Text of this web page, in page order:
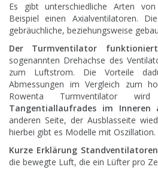
Es gibt unterschiedliche Arten
Beispiel einen Axialventilatoren.
gebräuchliche, beziehungsweise
Der Turmventilator
sogenannten Drehachse des
zum Luftstrom. Die Vorteile
Abmessungen im Vergleich zum
Rowenta Turmventilator
Tangentiallaufrades im Inneren
anderen Seite, der Ausblasseite
hierbei gibt es Modelle mit Oszillation.
Kurze Erklärung
die bewegte Luft, die ein Lüfter pro